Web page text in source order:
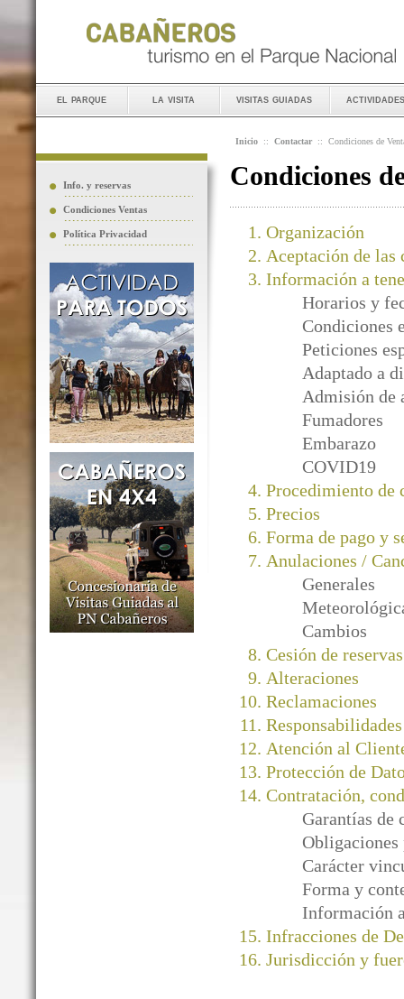
el parque la visita visitas guiadas actividades
Info. y reservas
Condiciones Ventas
Política Privacidad
Inicio :: Contactar :: Condiciones de
Condiciones
Organización
Aceptación de las
Información a
Horarios y
Condiciones
Peticiones
Adaptado a
Admisión de
Fumadores
Embarazo
COVID19
Procedimiento de
Precios
Forma de pago y
Anulaciones /
Generales
Cambios
Cesión de reservas
Alteraciones
Reclamaciones
Responsabilidades
Atención al
Protección de
Contratación,
Garantías de
Carácter
Forma y
Información
Infracciones de
Jurisdicción y